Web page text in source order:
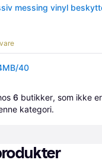
40
6 butikker, som ikke er
kategori.